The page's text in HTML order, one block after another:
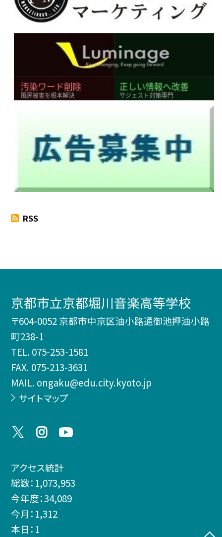
RSS
京都市立京都堀川音楽高等学校
〒604-0052 京都市中京区油小路通御池押油小路
町238-1
TEL. 075-253-1581
FAX. 075-213-3631
MAIL. ongaku@edu.city.kyoto.jp
サイトマップ
アクセス統計
総数： 1,073,953
今年度：34,089
今月： 1,312
本日： 1